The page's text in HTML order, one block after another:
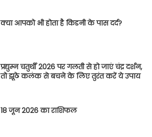
क्या आपको भी होता है किडनी के पास दर्द?
प्रद्युम्न चतुर्थी 2026 पर गलती से हो जाएं चंद्र दर्शन,
तो झूठे कलंक से बचने के लिए तुरंत करें ये उपाय
18 जून 2026 का राशिफल